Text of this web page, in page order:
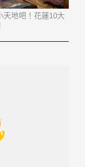
天地吧！花蓮10大